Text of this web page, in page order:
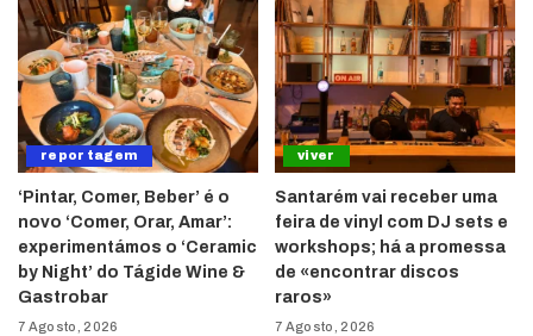
reportagem
‘Pintar, Comer, Beber’ é o
novo ‘Comer, Orar, Amar’:
experimentámos o ‘Ceramic
by Night’ do Tágide Wine &
Gastrobar
7 Agosto, 2026
viver
Santarém vai receber uma
feira de vinyl com DJ sets e
workshops; há a promessa
de «encontrar discos
raros»
7 Agosto, 2026